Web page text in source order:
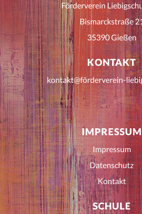
Förderverein
Bismarckstraße
35390 Gießen
KONTAKT
kontakt@förderverein-
IMPRESSUM
Impressum
Datenschutz
Kontakt
SCHULE